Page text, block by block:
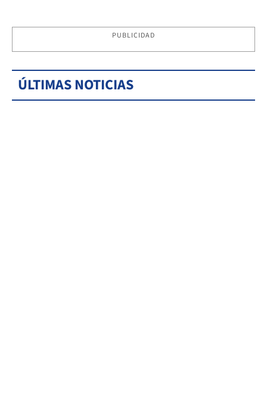
PUBLICIDAD
ÚLTIMAS NOTICIAS